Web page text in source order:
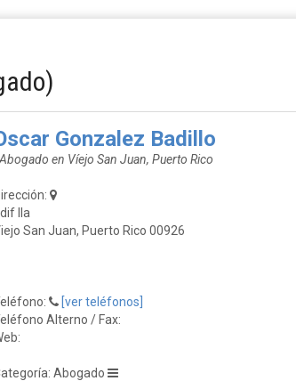
Gonzalez Badillo
en Víejo San Juan, Puerto Rico
Ila
San Juan, Puerto Rico 00926
[ver teléfonos]
Alterno / Fax:
Abogado